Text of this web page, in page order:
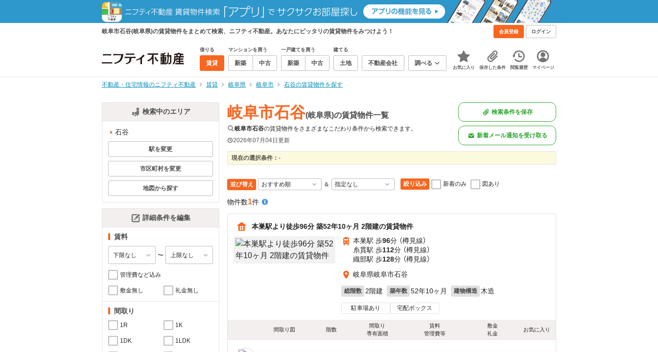
岐阜市石谷(岐阜県)の賃貸物件をまとめて検索、ニフティ不動産。あなたにピッタリの賃貸物件をみつけよう！ 会員登録 ログイン
借りる
賃貸
マンションを買う
新築 中古
一戸建てを買う
新築 中古
建てる
土地 不動産会社 調べる
お気に入り 保存した条件 閲覧履歴 マイページ
不動産・住宅情報のニフティ不動産 賃貸 岐阜県 岐阜市 石谷の賃貸物件を探す
検索中のエリア
石谷
駅を変更
市区町村を変更
地図から探す
詳細条件を編集
賃料
〜
管理費など込み
敷金無し 礼金無し
間取り
1R 1K
1DK 1LDK
岐阜市石谷(岐阜県)の賃貸物件一覧
岐阜市石谷の賃貸物件をさまざまなこだわり条件から検索できます。
2026年07月04日更新
検索条件を保存
新着メール通知を受け取る
現在の選択条件： -
並び替え ＆ 絞り込み 新着のみ 図あり
物件数1件
本巣駅より徒歩96分 築52年10ヶ月 2階建の賃貸物件
本巣駅 歩96分 （樽見線）
糸貫駅 歩112分 （樽見線）
織部駅 歩128分 （樽見線）
岐阜県岐阜市石谷
総階数 2階建 築年数 52年10ヶ月 建物構造 木造
駐車場あり 宅配ボックス
間取り図 階数
間取り
専有面積
賃料
管理費等
敷金
礼金
お気に入り